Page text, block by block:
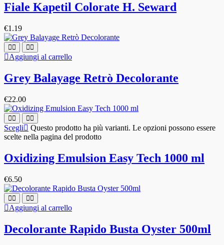
Fiale Kapetil Colorate H. Seward
€1.19
Aggiungi al carrello
Grey Balayage Retrò Decolorante
€22.00
Scegli
Questo prodotto ha più varianti. Le opzioni possono essere
scelte nella pagina del prodotto
Oxidizing Emulsion Easy Tech 1000 ml
€6.50
Aggiungi al carrello
Decolorante Rapido Busta Oyster 500ml